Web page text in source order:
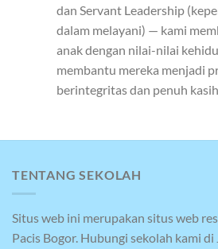
dan Servant Leadership
dalam melayani) — kami
anak dengan nilai-nilai
membantu mereka menjadi
berintegritas dan penuh
TENTANG SEKOLAH
Situs web ini merupakan situs web
Pacis Bogor. Hubungi sekolah kami di